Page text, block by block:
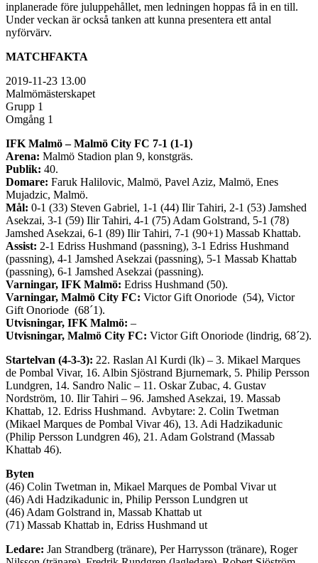
inplanerade före juluppehållet, men ledningen hoppas få in en till.
Under veckan är också tanken att kunna presentera ett antal
nyförvärv.
MATCHFAKTA
2019-11-23 13.00
Malmömästerskapet
Grupp 1
Omgång 1
IFK Malmö – Malmö City FC 7-1 (1-1)
Arena: Malmö Stadion plan 9, konstgräs.
Publik: 40.
Domare: Faruk Halilovic, Malmö, Pavel Aziz, Malmö, Enes
Mujadzic, Malmö.
Mål: 0-1 (33) Steven Gabriel, 1-1 (44) Ilir Tahiri, 2-1 (53) Jamshed
Asekzai, 3-1 (59) Ilir Tahiri, 4-1 (75) Adam Golstrand, 5-1 (78)
Jamshed Asekzai, 6-1 (89) Ilir Tahiri, 7-1 (90+1) Massab Khattab.
Assist: 2-1 Edriss Hushmand (passning), 3-1 Edriss Hushmand
(passning), 4-1 Jamshed Asekzai (passning), 5-1 Massab Khattab
(passning), 6-1 Jamshed Asekzai (passning).
Varningar, IFK Malmö: Edriss Hushmand (50).
Varningar, Malmö City FC: Victor Gift Onoriode (54), Victor
Gift Onoriode (68´1).
Utvisningar, IFK Malmö: –
Utvisningar, Malmö City FC: Victor Gift Onoriode (lindrig, 68´2).
Startelvan (4-3-3): 22. Raslan Al Kurdi (lk) – 3. Mikael Marques
de Pombal Vivar, 16. Albin Sjöstrand Bjurnemark, 5. Philip Persson
Lundgren, 14. Sandro Nalic – 11. Oskar Zubac, 4. Gustav
Nordström, 10. Ilir Tahiri – 96. Jamshed Asekzai, 19. Massab
Khattab, 12. Edriss Hushmand. Avbytare: 2. Colin Twetman
(Mikael Marques de Pombal Vivar 46), 13. Adi Hadzikadunic
(Philip Persson Lundgren 46), 21. Adam Golstrand (Massab
Khattab 46).
Byten
(46) Colin Twetman in, Mikael Marques de Pombal Vivar ut
(46) Adi Hadzikadunic in, Philip Persson Lundgren ut
(46) Adam Golstrand in, Massab Khattab ut
(71) Massab Khattab in, Edriss Hushmand ut
Ledare: Jan Strandberg (tränare), Per Harrysson (tränare), Roger